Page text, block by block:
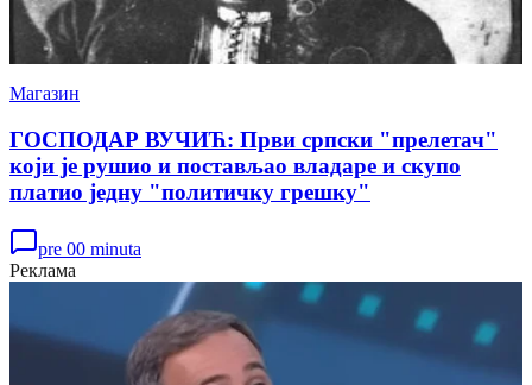
Магазин
ГОСПОДАР ВУЧИЋ: Први српски "прелетач"
који је рушио и постављао владаре и скупо
платио једну "политичку грешку"
pre 00 minuta
Реклама